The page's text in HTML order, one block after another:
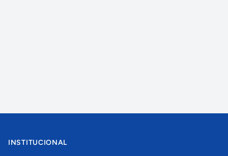
INSTITUCIONAL